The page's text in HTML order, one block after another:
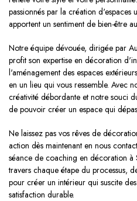
passionnés par la création d'espaces
apportent un sentiment de bien-être
Notre équipe dévouée, dirigée par
profit son expertise en décoration
l'aménagement des espaces
en un lieu qui vous ressemble. Avec
créativité débordante et notre souci
de pouvoir créer un espace qui
Ne laissez pas vos rêves de
action dès maintenant en nous
séance de coaching en décoration à
travers chaque étape du processus,
pour créer un intérieur qui suscite
satisfaction durable.